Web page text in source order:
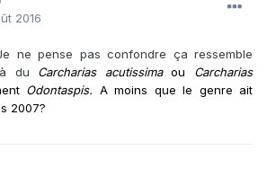
2016
ne pense pas confondre ça ressemble
du Carcharias acutissima ou Carcharias
Odontaspis. A moins que le genre ait
2007?